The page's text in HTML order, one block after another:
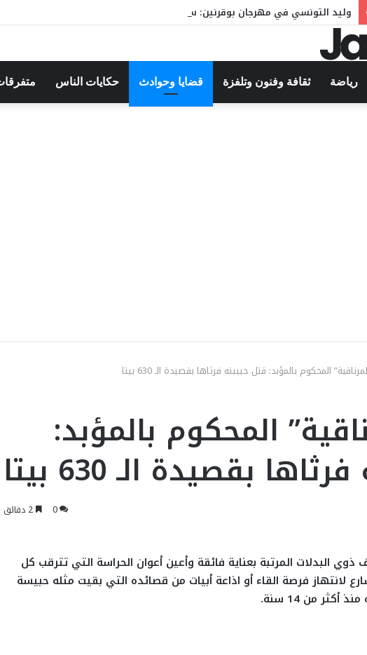
وليد التونسي في مهرجان بوقرنين: سهرة تحتفي بالموروث الشعبي وصالح الفرزيط
رياضة ثقافة وفنون وتلفزة قضايا وحوادث حكايات الناس
المحكوم بالمؤبد: قتل حبيبته فرثاها بقصيدة الـ 630 بيتا
المحكوم بالمؤبد:
بقصيدة الـ 630 بيتا
0
البدلات المرتبة بعناية فائقة وأعين أعوان الحراسة التي تترقب كل
لانتهاز فرصة القاء أو اذاعة أبيات من قصائده التي بقيت مثله حبيسة
من 14 سنة.